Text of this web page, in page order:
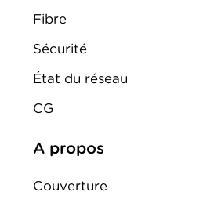
Fibre
Sécurité
État du réseau
CG
A propos
Couverture